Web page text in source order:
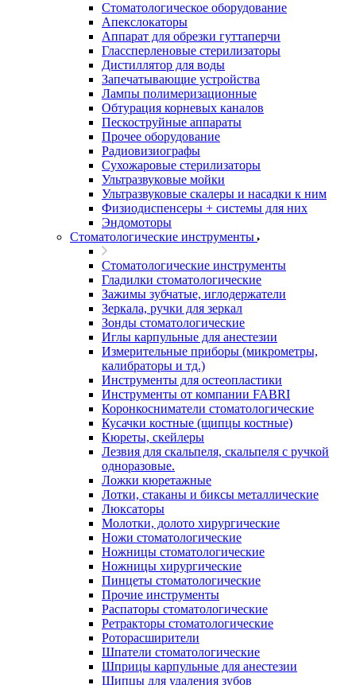
Стоматологическое оборудование
Апекслокаторы
Аппарат для обрезки гуттаперчи
Глассперленовые стерилизаторы
Дистиллятор для воды
Запечатывающие устройства
Лампы полимеризационные
Обтурация корневых каналов
Пескоструйные аппараты
Прочее оборудование
Радиовизиографы
Сухожаровые стерилизаторы
Ультразвуковые мойки
Ультразвуковые скалеры и насадки к ним
Физиодиспенсеры + системы для них
Эндомоторы
Стоматологические инструменты
Стоматологические инструменты
Гладилки стоматологические
Зажимы зубчатые, иглодержатели
Зеркала, ручки для зеркал
Зонды стоматологические
Иглы карпульные для анестезии
Измерительные приборы (микрометры,
калибраторы и тд.)
Инструменты для остеопластики
Инструменты от компании FABRI
Коронкосниматели стоматологические
Кусачки костные (щипцы костные)
Кюреты, скейлеры
Лезвия для скальпеля, скальпеля с ручкой
одноразовые.
Ложки кюретажные
Лотки, стаканы и биксы металлические
Люксаторы
Молотки, долото хирургические
Ножи стоматологические
Ножницы стоматологические
Ножницы хирургические
Пинцеты стоматологические
Прочие инструменты
Распаторы стоматологические
Ретракторы стоматологические
Роторасширители
Шпатели стоматологические
Шприцы карпульные для анестезии
Щипцы для удаления зубов